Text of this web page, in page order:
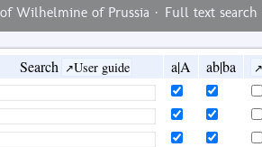
Wilhelmine of Prussia · Full text search
Search User guide a|A ab|ba